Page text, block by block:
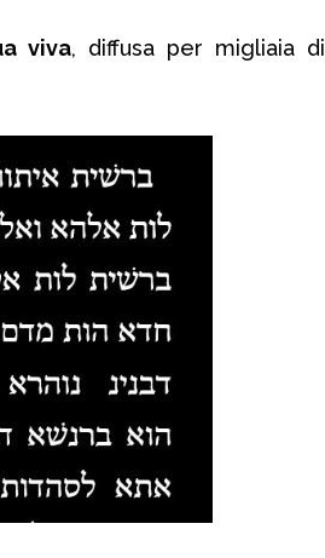
viva, diffusa per migliaia di